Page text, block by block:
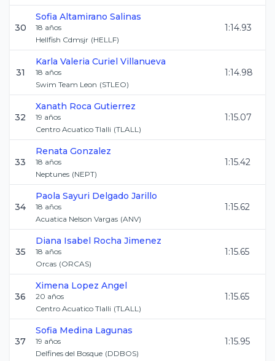
30
Sofia Altamirano Salinas
18 años
Hellfish Cdmsjr (HELLF)
1:14.93
31
Karla Valeria Curiel Villanueva
18 años
Swim Team Leon (STLEO)
1:14.98
32
Xanath Roca Gutierrez
19 años
Centro Acuatico Tlalli (TLALL)
1:15.07
33
Renata Gonzalez
18 años
Neptunes (NEPT)
1:15.42
34
Paola Sayuri Delgado Jarillo
18 años
Acuatica Nelson Vargas (ANV)
1:15.62
35
Diana Isabel Rocha Jimenez
18 años
Orcas (ORCAS)
1:15.65
36
Ximena Lopez Angel
20 años
Centro Acuatico Tlalli (TLALL)
1:15.65
37
Sofia Medina Lagunas
19 años
Delfines del Bosque (DDBOS)
1:15.95